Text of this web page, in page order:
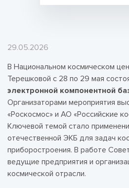
29.05.2026
В Национальном космическом
Терешковой с 28 по 29 мая
электронной компонентной
Организаторами мероприятия
«Роскосмос» и АО «Российские
Ключевой темой стало
отечественной ЭКБ для задач
приборостроения. В работе
ведущие предприятия и
космической отрасли.